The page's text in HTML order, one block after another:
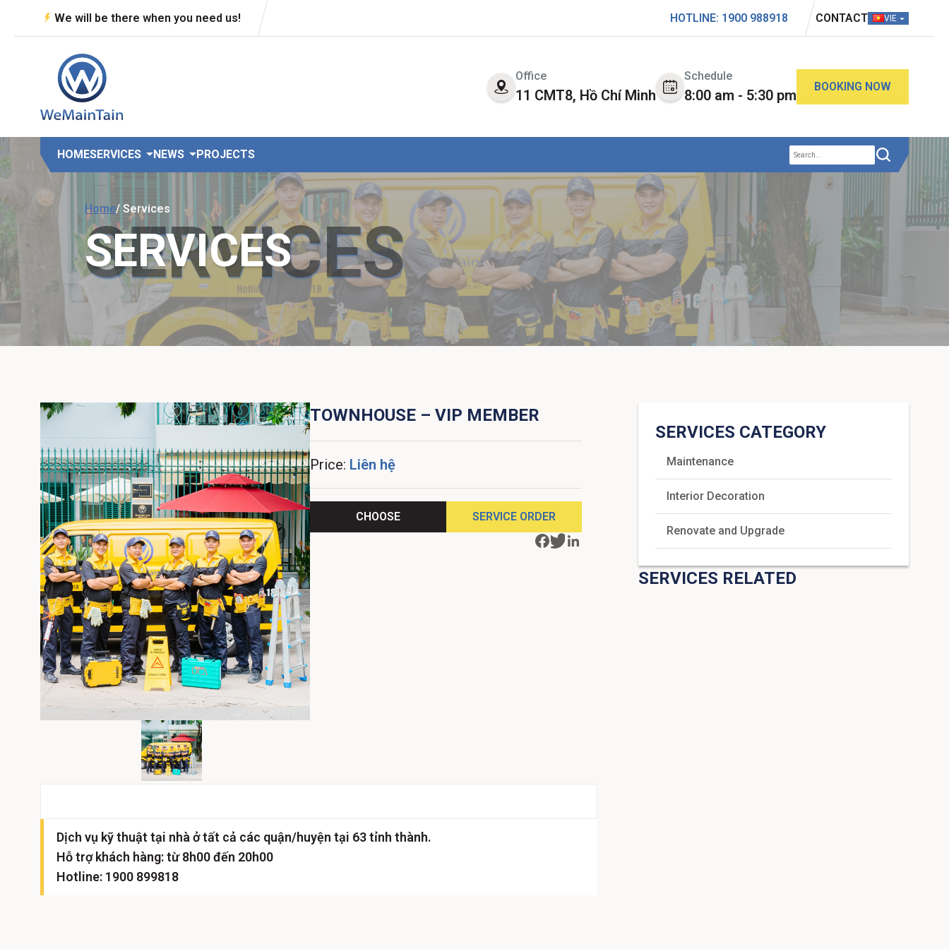
We will be there when you need us! HOTLINE: 1900 988918 CONTACT VIE
Office
11 CMT8, Hồ Chí Minh
Schedule
8:00 am - 5:30 pm
BOOKING NOW
HOMESERVICES NEWS PROJECTS
Home/ Services
SERVICES
SERVICES
TOWNHOUSE – VIP MEMBER
Price: Liên hệ
CHOOSE SERVICE ORDER
Dịch vụ kỹ thuật tại nhà ở tất cả các quận/huyện tại 63 tỉnh thành.
Hỗ trợ khách hàng: từ 8h00 đến 20h00
Hotline: 1900 899818
SERVICES CATEGORY
Maintenance
Interior Decoration
Renovate and Upgrade
SERVICES RELATED